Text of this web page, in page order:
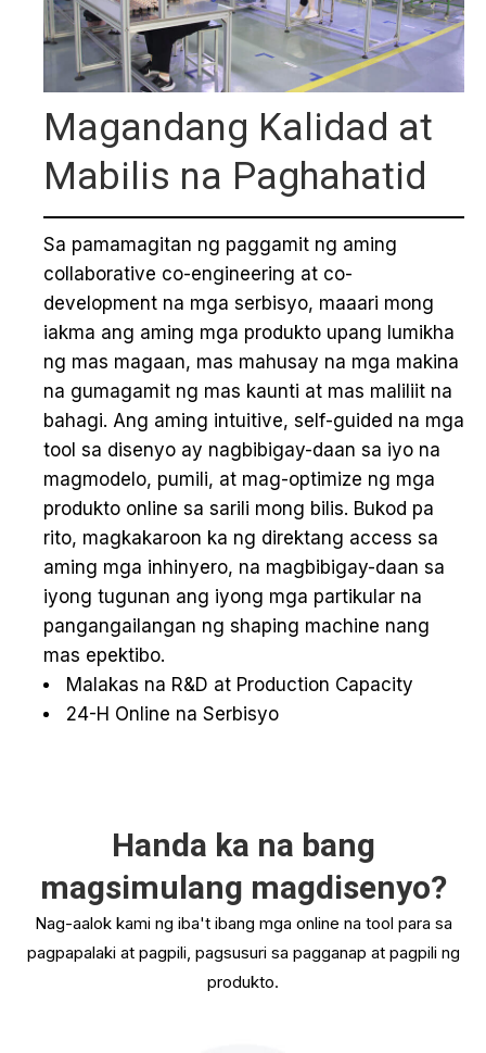
Magandang Kalidad at
Mabilis na Paghahatid
Sa pamamagitan ng paggamit ng aming
collaborative co-engineering at co-
development na mga serbisyo, maaari mong
iakma ang aming mga produkto upang lumikha
ng mas magaan, mas mahusay na mga makina
na gumagamit ng mas kaunti at mas maliliit na
bahagi. Ang aming intuitive, self-guided na mga
tool sa disenyo ay nagbibigay-daan sa iyo na
magmodelo, pumili, at mag-optimize ng mga
produkto online sa sarili mong bilis. Bukod pa
rito, magkakaroon ka ng direktang access sa
aming mga inhinyero, na magbibigay-daan sa
iyong tugunan ang iyong mga partikular na
pangangailangan ng shaping machine nang
mas epektibo.
Malakas na R&D at Production Capacity
24-H Online na Serbisyo
Handa ka na bang
magsimulang magdisenyo?
Nag-aalok kami ng iba't ibang mga online na tool para sa
pagpapalaki at pagpili, pagsusuri sa pagganap at pagpili ng
produkto.